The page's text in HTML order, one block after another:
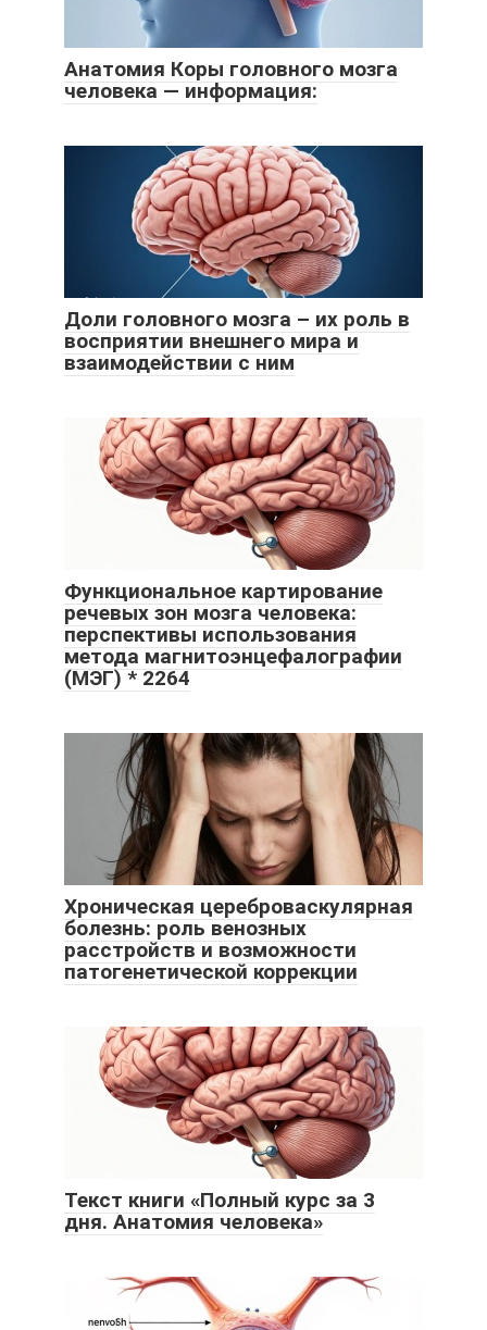
Анатомия Коры головного мозга
человека — информация:
Доли головного мозга – их роль в
восприятии внешнего мира и
взаимодействии с ним
Функциональное картирование
речевых зон мозга человека:
перспективы использования
метода магнитоэнцефалографии
(МЭГ) * 2264
Хроническая цереброваскулярная
болезнь: роль венозных
расстройств и возможности
патогенетической коррекции
Текст книги «Полный курс за 3
дня. Анатомия человека»